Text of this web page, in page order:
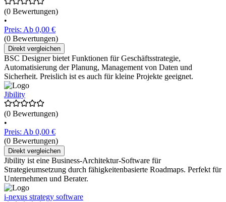
(0 Bewertungen)
•
Preis: Ab 0,00 €
(0 Bewertungen)
Direkt vergleichen
BSC Designer bietet Funktionen für Geschäftsstrategie,
Automatisierung der Planung, Management von Daten und
Sicherheit. Preislich ist es auch für kleine Projekte geeignet.
Jibility
(0 Bewertungen)
•
Preis: Ab 0,00 €
(0 Bewertungen)
Direkt vergleichen
Jibility ist eine Business-Architektur-Software für
Strategieumsetzung durch fähigkeitenbasierte Roadmaps. Perfekt für
Unternehmen und Berater.
i-nexus strategy software